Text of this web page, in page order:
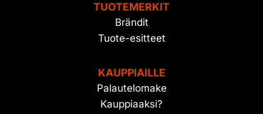
TUOTEMERKIT
Brändit
Tuote-esitteet
KAUPPIAILLE
Palautelomake
Kauppiaaksi?